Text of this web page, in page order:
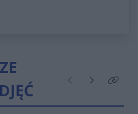
Poprzednie
NastępneKliknij